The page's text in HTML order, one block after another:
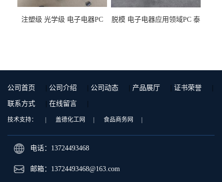
注塑级 光学级 电子电器PC
脱模 电子电器应用领域PC 泰
公司首页 公司介绍 公司动态 产品展厅 证书荣誉
联系方式 在线留言
技术支持： 盖德化工网 食品商务网
电话：13724493468
邮箱： 13724493468@163.com